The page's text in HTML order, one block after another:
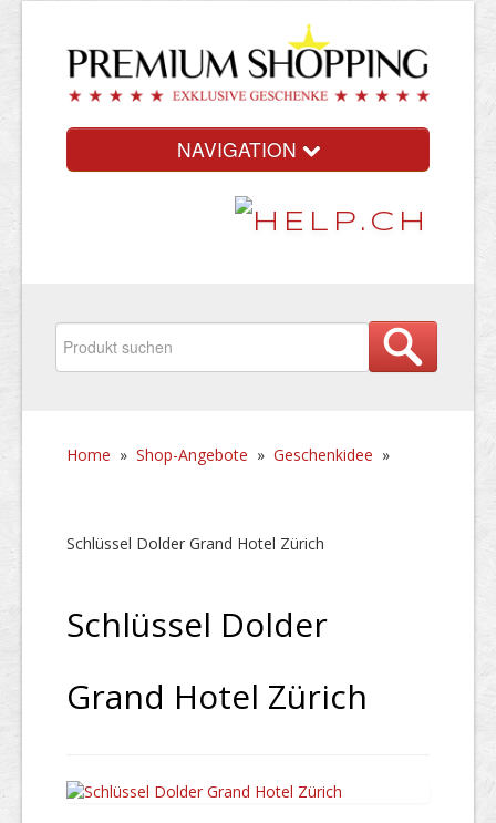
NAVIGATION
Home » Shop-Angebote » Geschenkidee »
Schlüssel Dolder Grand Hotel Zürich
Schlüssel Dolder
Grand Hotel Zürich